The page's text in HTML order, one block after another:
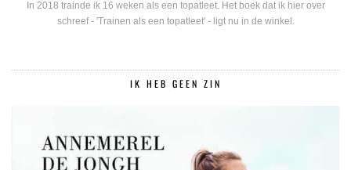
In 2018 trainde ik 16 weken als een topatleet. Het boek dat ik hier over
schreef - 'Trainen als een topatleet' - ligt nu in de winkel.
IK HEB GEEN ZIN